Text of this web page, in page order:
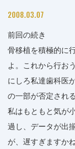
2008.03.07
前回の続き
骨移植を積極的に
よ。これから行お
にしろ私達歯科医
の一部が否定され
私はもともと気が
過し、データが出
が、遅すぎますかね